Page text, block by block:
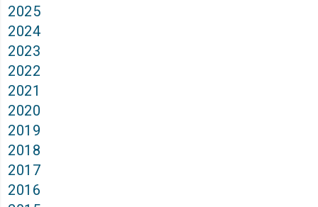
2025
2024
2023
2022
2021
2020
2019
2018
2017
2016